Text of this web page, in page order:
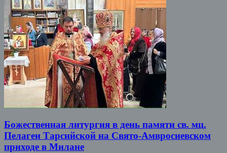
Божественная литургия в день памяти св. мц.
Пелагеи Тарсийской на Свято-Амвросиевском
приходе в Милане